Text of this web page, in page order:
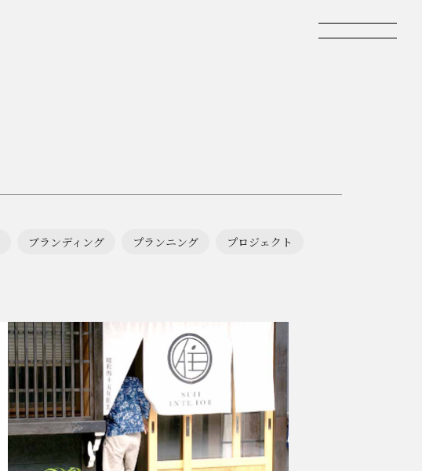
ブランディング プランニング プロジェクト